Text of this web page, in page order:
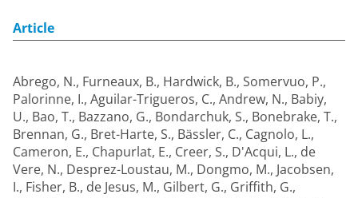
Article
Abrego, N., Furneaux, B., Hardwick, B., Somervuo, P.,
Palorinne, I., Aguilar-Trigueros, C., Andrew, N., Babiy,
U., Bao, T., Bazzano, G., Bondarchuk, S., Bonebrake, T.,
Brennan, G., Bret-Harte, S., Bässler, C., Cagnolo, L.,
Cameron, E., Chapurlat, E., Creer, S., D'Acqui, L., de
Vere, N., Desprez-Loustau, M., Dongmo, M., Jacobsen,
I., Fisher, B., de Jesus, M., Gilbert, G., Griffith, G.,